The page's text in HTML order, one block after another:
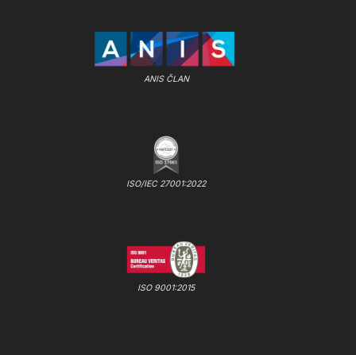
ANIS ČLAN
ISO/IEC 27001:2022
ISO 9001:2015